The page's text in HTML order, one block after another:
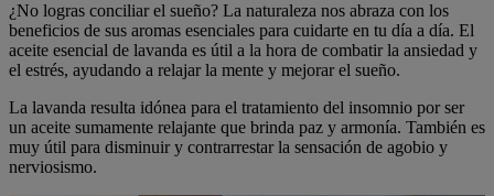
¿No logras conciliar el sueño? La naturaleza nos abraza con los
beneficios de sus aromas esenciales para cuidarte en tu día a día. El
aceite esencial de lavanda es útil a la hora de combatir la ansiedad y
el estrés, ayudando a relajar la mente y mejorar el sueño.
La lavanda resulta idónea para el tratamiento del insomnio por ser
un aceite sumamente relajante que brinda paz y armonía. También es
muy útil para disminuir y contrarrestar la sensación de agobio y
nerviosismo.